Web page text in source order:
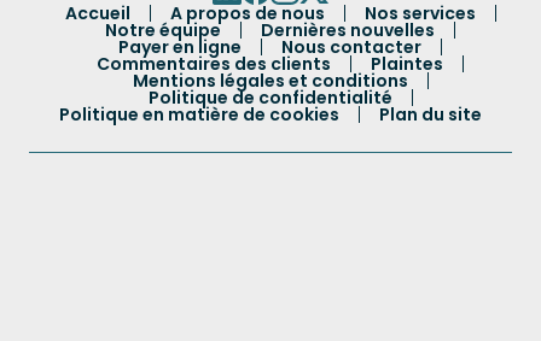
Accueil A propos de nous Nos services
Notre équipe Dernières nouvelles
Payer en ligne Nous contacter
Commentaires des clients Plaintes
Mentions légales et conditions
Politique de confidentialité
Politique en matière de cookies Plan du site